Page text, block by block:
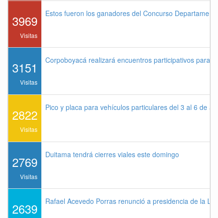
3969
Visitas
Estos fueron los ganadores del Concurso
3151
Visitas
Corpoboyacá realizará encuentros participativos para
2822
Visitas
Pico y placa para vehículos particulares del 3 al 6 de
2769
Visitas
Duitama tendrá cierres viales este domingo
2639 Rafael Acevedo Porras renunció a presidencia de la